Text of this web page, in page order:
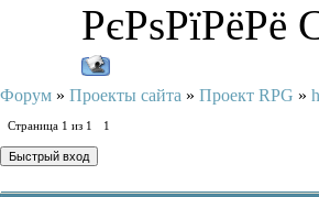
РєРѕРїРёРё
Форум » Проекты сайта » Проект RPG »
Страница 1 из 1 1